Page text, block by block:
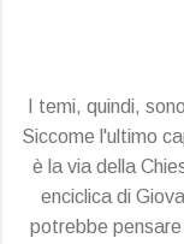
I temi, quindi,
Siccome l'ultimo
è la via della
enciclica di
potrebbe